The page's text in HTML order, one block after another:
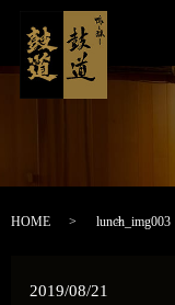
HOME lunch_img003
2019/08/21